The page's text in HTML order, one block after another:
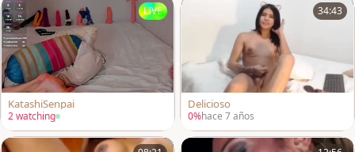
LIVE
KatashiSenpai
2 watching
34:43
Delicioso
0%hace 7 años